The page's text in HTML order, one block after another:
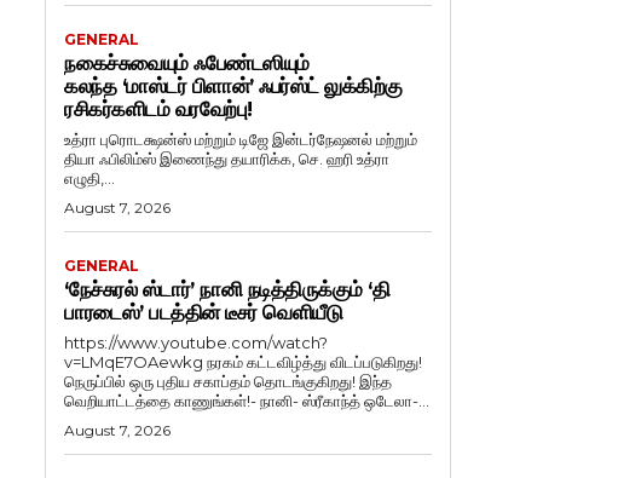
GENERAL
நகைச்சுவையும் ஃபேண்டஸியும்
கலந்த ‘மாஸ்டர் பிளான்’ ஃபர்ஸ்ட் லுக்கிற்கு
ரசிகர்களிடம் வரவேற்பு!
உத்ரா புரொடக்ஷன்ஸ் மற்றும் டிஜே இன்டர்நேஷனல் மற்றும்
தியா ஃபிலிம்ஸ் இணைந்து தயாரிக்க, செ. ஹரி உத்ரா
எழுதி,...
August 7, 2026
GENERAL
‘நேச்சுரல் ஸ்டார்’ நானி நடித்திருக்கும் ‘தி
பாரடைஸ்’ படத்தின் டீசர் வெளியீடு
https://www.youtube.com/watch?
v=LMqE7OAewkg நரகம் கட்டவிழ்த்து விடப்படுகிறது!
நெருப்பில் ஒரு புதிய சகாப்தம் தொடங்குகிறது! இந்த
வெறியாட்டத்தை காணுங்கள்!- நானி- ஸ்ரீகாந்த் ஒடேலா-...
August 7, 2026